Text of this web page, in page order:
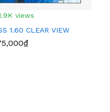
views
1.60 CLEAR VIEW